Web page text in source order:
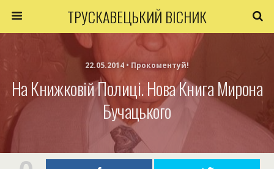
ТРУСКАВЕЦЬКИЙ ВІСНИК
22.05.2014 • Прокоментуй!
На Книжковій Полиці. Нова Книга Мирона
Бучацького